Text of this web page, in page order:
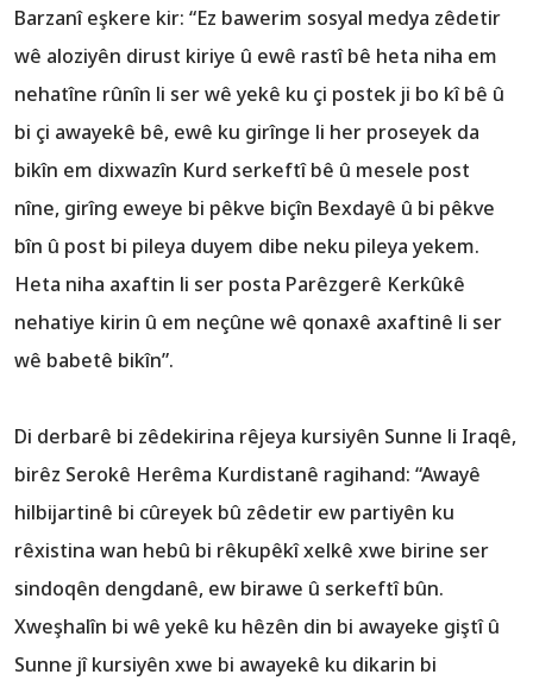
Barzanî eşkere kir: “Ez bawerim sosyal medya zêdetir
wê aloziyên dirust kiriye û ewê rastî bê heta niha em
nehatîne rûnîn li ser wê yekê ku çi postek ji bo kî bê û
bi çi awayekê bê, ewê ku girînge li her proseyek da
bikîn em dixwazîn Kurd serkeftî bê û mesele post
nîne, girîng eweye bi pêkve biçîn Bexdayê û bi pêkve
bîn û post bi pileya duyem dibe neku pileya yekem.
Heta niha axaftin li ser posta Parêzgerê Kerkûkê
nehatiye kirin û em neçûne wê qonaxê axaftinê li ser
wê babetê bikîn”.
Di derbarê bi zêdekirina rêjeya kursiyên Sunne li Iraqê,
birêz Serokê Herêma Kurdistanê ragihand: “Awayê
hilbijartinê bi cûreyek bû zêdetir ew partiyên ku
rêxistina wan hebû bi rêkupêkî xelkê xwe birine ser
sindoqên dengdanê, ew birawe û serkeftî bûn.
Xweşhalîn bi wê yekê ku hêzên din bi awayeke giştî û
Sunne jî kursiyên xwe bi awayekê ku dikarin bi